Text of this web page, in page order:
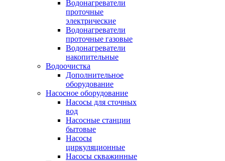
Водонагреватели
проточные
электрические
Водонагреватели
проточные газовые
Водонагреватели
накопительные
Водоочистка
Дополнительное
оборудование
Насосное оборудование
Насосы для сточных
вод
Насосные станции
бытовые
Насосы
циркуляционные
Насосы скважинные